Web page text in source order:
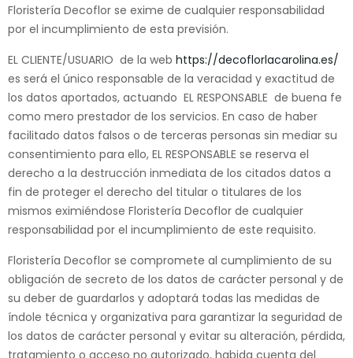
Floristería Decoflor se exime de cualquier responsabilidad
por el incumplimiento de esta previsión.
EL CLIENTE/USUARIO de la web https://decoflorlacarolina.es/
es será el único responsable de la veracidad y exactitud de
los datos aportados, actuando EL RESPONSABLE de buena fe
como mero prestador de los servicios. En caso de haber
facilitado datos falsos o de terceras personas sin mediar su
consentimiento para ello, EL RESPONSABLE se reserva el
derecho a la destrucción inmediata de los citados datos a
fin de proteger el derecho del titular o titulares de los
mismos eximiéndose Floristería Decoflor de cualquier
responsabilidad por el incumplimiento de este requisito.
Floristería Decoflor se compromete al cumplimiento de su
obligación de secreto de los datos de carácter personal y de
su deber de guardarlos y adoptará todas las medidas de
índole técnica y organizativa para garantizar la seguridad de
los datos de carácter personal y evitar su alteración, pérdida,
tratamiento o acceso no autorizado, habida cuenta del